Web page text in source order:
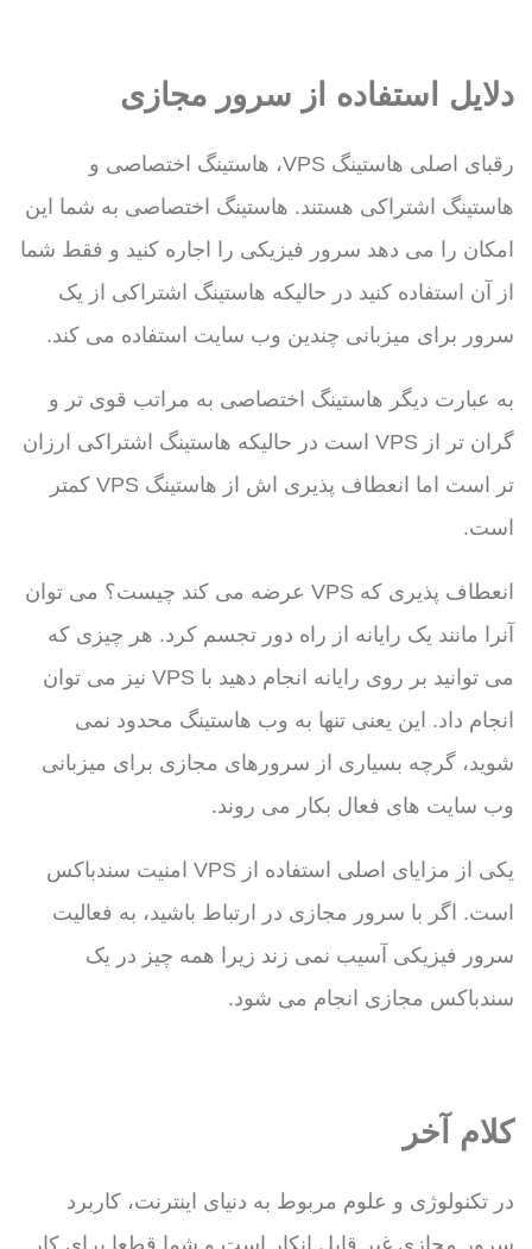
دلایل استفاده از سرور مجازی
رقبای اصلی هاستینگ VPS، هاستینگ اختصاصی و
هاستینگ اشتراکی هستند. هاستینگ اختصاصی به شما این
امکان را می دهد سرور فیزیکی را اجاره کنید و فقط شما
از آن استفاده کنید در حالیکه هاستینگ اشتراکی از یک
سرور برای میزبانی چندین وب سایت استفاده می کند.
به عبارت دیگر هاستینگ اختصاصی به مراتب قوی تر و
گران تر از VPS است در حالیکه هاستینگ اشتراکی ارزان
تر است اما انعطاف پذیری اش از هاستینگ VPS کمتر
است.
انعطاف پذیری که VPS عرضه می کند چیست؟ می توان
آنرا مانند یک رایانه از راه دور تجسم کرد. هر چیزی که
می توانید بر روی رایانه انجام دهید با VPS نیز می توان
انجام داد. این یعنی تنها به وب هاستینگ محدود نمی
شوید، گرچه بسیاری از سرورهای مجازی برای میزبانی
وب سایت های فعال بکار می روند.
یکی از مزایای اصلی استفاده از VPS امنیت سندباکس
است. اگر با سرور مجازی در ارتباط باشید، به فعالیت
سرور فیزیکی آسیب نمی زند زیرا همه چیز در یک
سندباکس مجازی انجام می شود.
کلام آخر
در تکنولوژی و علوم مربوط به دنیای اینترنت، کاربرد